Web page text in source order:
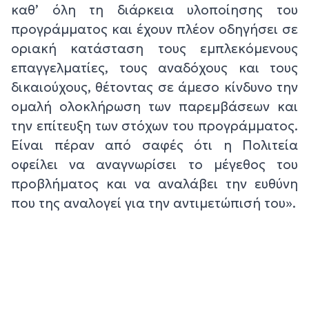
καθ’ όλη τη διάρκεια υλοποίησης του
προγράμματος και έχουν πλέον οδηγήσει σε
οριακή κατάσταση τους εμπλεκόμενους
επαγγελματίες, τους αναδόχους και τους
δικαιούχους, θέτοντας σε άμεσο κίνδυνο την
ομαλή ολοκλήρωση των παρεμβάσεων και
την επίτευξη των στόχων του προγράμματος.
Είναι πέραν από σαφές ότι η Πολιτεία
οφείλει να αναγνωρίσει το μέγεθος του
προβλήματος και να αναλάβει την ευθύνη
που της αναλογεί για την αντιμετώπισή του».